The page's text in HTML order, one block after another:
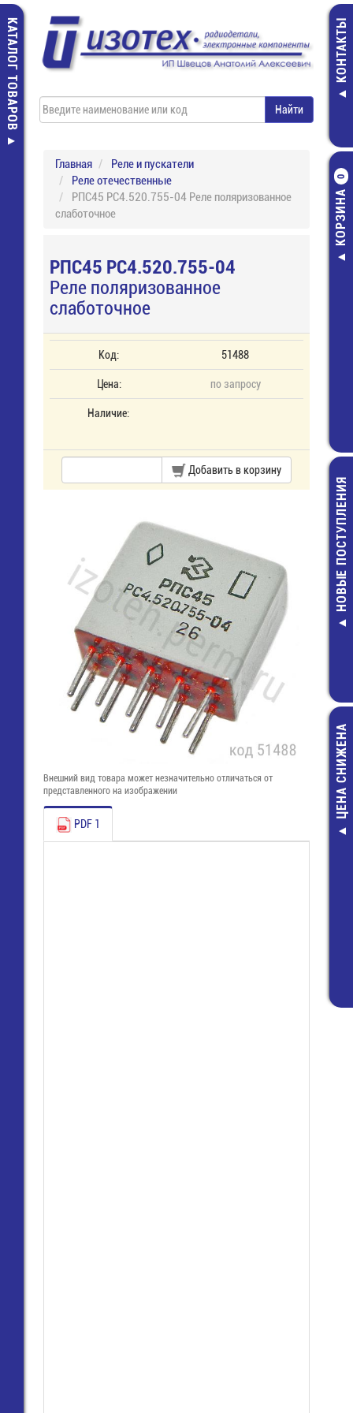
КАТАЛОГ ТОВАРОВ КОНТАКТЫ
КОРЗИНА
0
светодиода
5010
НОВЫЕ ПОСТУПЛЕНИЯ
ЧИП-SMM-
ЦЕНА СНИЖЕНА
Главная
Реле и пускатели
Реле отечественные
РПС45 РС4.520.755-04 Реле поляризованное
слаботочное
РПС45 РС4.520.755-04
Реле поляризованное
слаботочное
Код: 51488
Цена: по запросу
Наличие:
Добавить в корзину
Внешний вид товара может незначительно отличаться от
представленного на изображении
PDF 1